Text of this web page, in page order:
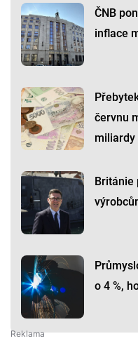
ČNB
inflace
červnu
miliardy
Británie
o 4 %,